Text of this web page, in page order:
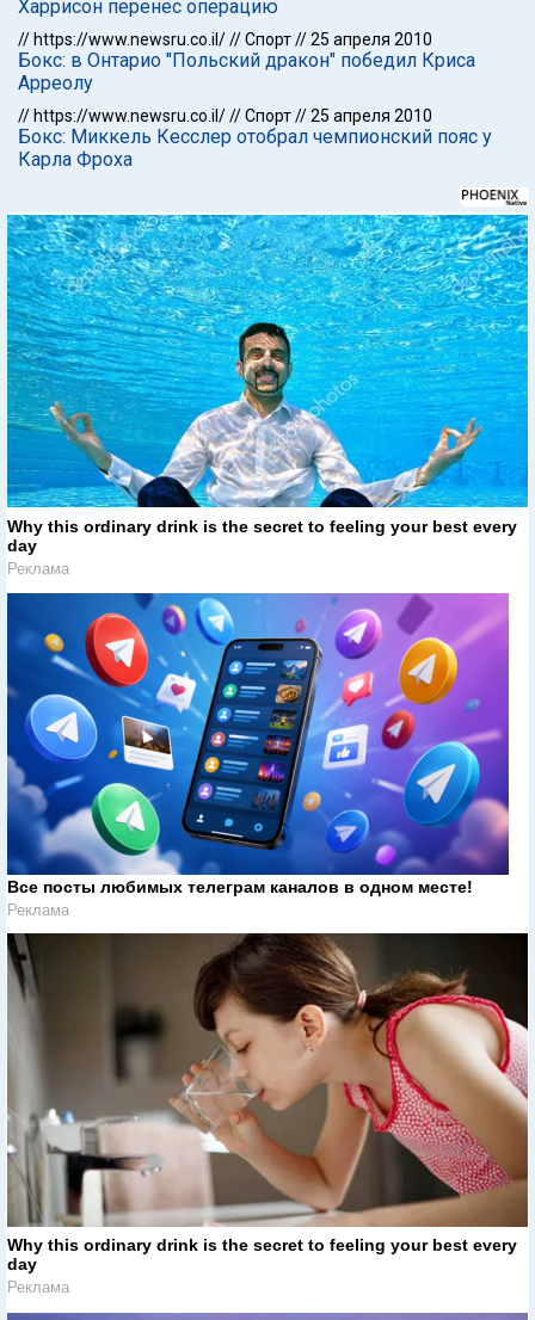
Харрисон перенес операцию
// https://www.newsru.co.il///Спорт//25 апреля 2010
Бокс: в Онтарио "Польский дракон" победил Криса
Арреолу
// https://www.newsru.co.il///Спорт//25 апреля 2010
Бокс: Миккель Кесслер отобрал чемпионский пояс у
Карла Фроха
Why this ordinary drink is the secret to feeling your best every
day
Реклама
Все посты любимых телеграм каналов в одном месте!
Реклама
Why this ordinary drink is the secret to feeling your best every
day
Реклама